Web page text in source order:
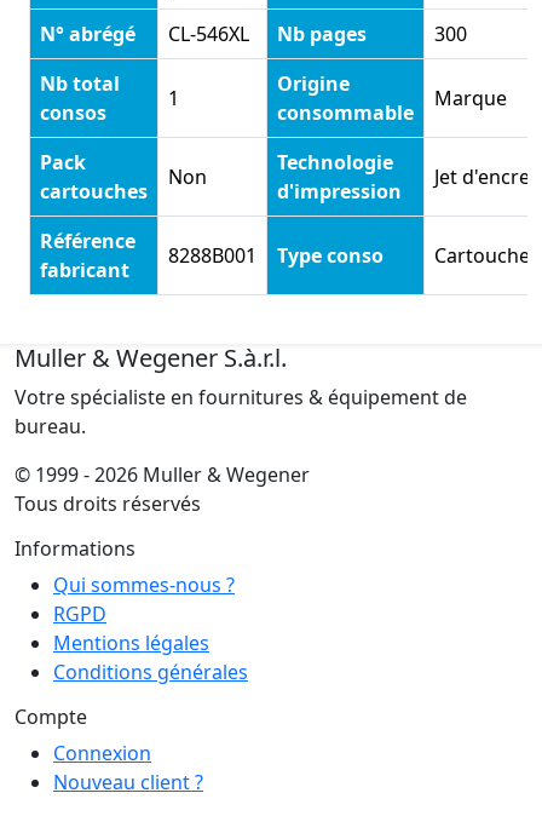
N° abrégé CL-546XL Nb pages
300
Nb total
consos
1
Origine
consommable
Marque
Pack
cartouches
Non
Technologie
d'impression
Jet d'encre
Référence
fabricant
8288B001 Type conso Cartouche
Muller & Wegener S.à.r.l.
Votre spécialiste en fournitures & équipement de
bureau.
© 1999 - 2026 Muller & Wegener
Tous droits réservés
Informations
Qui sommes-nous ?
RGPD
Mentions légales
Conditions générales
Compte
Connexion
Nouveau client ?